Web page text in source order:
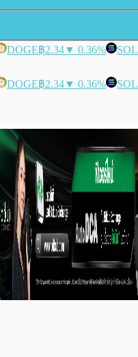
DOGE฿2.34▼ 0.36% SOL
DOGE฿2.34▼ 0.36% SOL